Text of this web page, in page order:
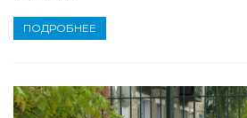
ПОДРОБНЕЕ